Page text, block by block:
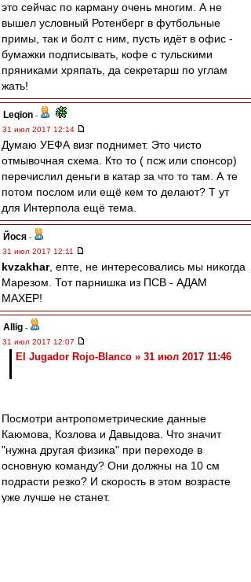
это сейчас по карману очень многим. А не
вышел условный Ротенберг в футбольные
примы, так и болт с ним, пусть идёт в офис -
бумажки подписывать, кофе с тульскими
пряниками хряпать, да секретарш по углам
жать!
Leqion -
31 июл 2017 12:14
Думаю УЕФА визг поднимет. Это чисто
отмывочная схема. Кто то ( псж или спонсор)
перечислил деньги в катар за что то там. А те
потом послом или ещё кем то делают? Т ут
для Интерпола ещё тема.
Йося -
31 июл 2017 12:11
kvzakhar, епте, не интересовались мы никогда
Марезом. Тот парнишка из ПСВ - АДАМ
МАХЕР!
Allig -
31 июл 2017 12:07
El Jugador Rojo-Blanco » 31 июл 2017 11:46
Посмотри антропометрические данные
Каюмова, Козлова и Давыдова. Что значит
"нужна другая физика" при переходе в
основную команду? Они должны на 10 см
подрасти резко? И скорость в этом возрасте
уже лучше не станет.